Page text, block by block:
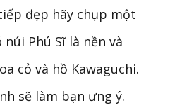
đẹp hãy chụp một
Phú Sĩ là nền và
cỏ và hồ Kawaguchi.
sẽ làm bạn ưng ý.